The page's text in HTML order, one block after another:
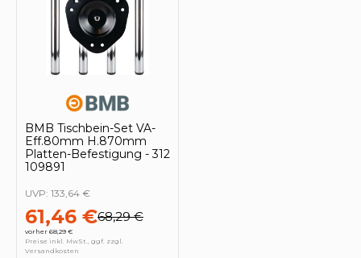
BMB Tischbein-Set VA-
Eff.80mm H.870mm
Platten-Befestigung - 312
109891
61,46 €68,29 €
vorher 68,29 €
UVP: 133,64 €
Preise inkl. MwSt., ggf. zzgl.
Versandkosten